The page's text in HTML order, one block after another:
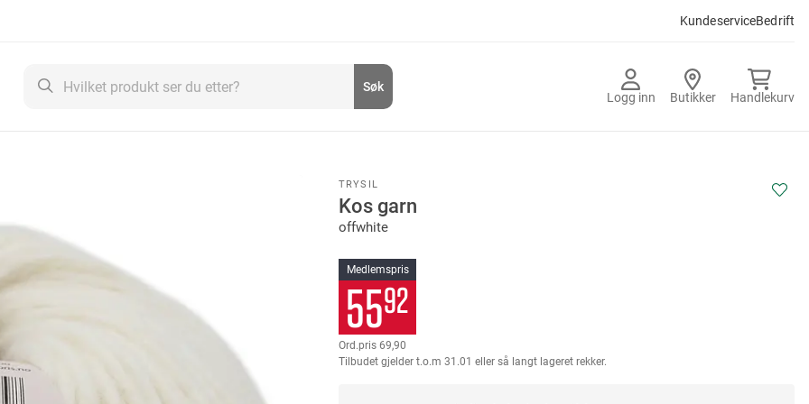
KundeserviceBedrift
Logg inn Butikker Handlekurv
Søk
TRYSIL
Kos garn
offwhite
Medlemspris
5592
69,90
Tilbudet gjelder t.o.m 31.01 eller så langt lageret rekker.